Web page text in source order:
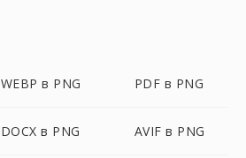
WEBP в PNG PDF в PNG
DOCX в PNG AVIF в PNG